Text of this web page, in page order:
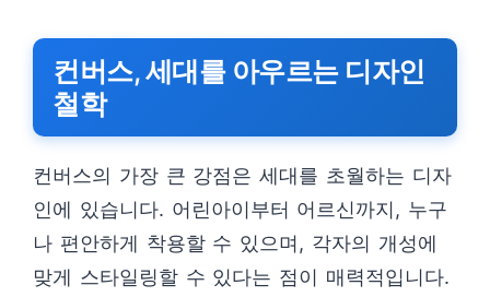
컨버스, 세대를 아우르는 디자인
철학
컨버스의 가장 큰 강점은 세대를 초월하는 디자
인에 있습니다. 어린아이부터 어르신까지, 누구
나 편안하게 착용할 수 있으며, 각자의 개성에
맞게 스타일링할 수 있다는 점이 매력적입니다.